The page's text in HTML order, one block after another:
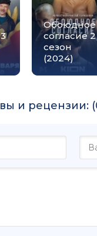
Обоюдное
согласие 2
сезон
(2024)
и рецензии: